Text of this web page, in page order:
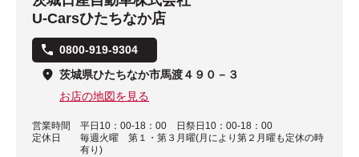
U-Carsひたちなか店
0800-919-9304
茨城県ひたちなか市馬渡４９０－３
お店の地図を見る
営業時間
平日10：00-18：00 日祭日10：00-18：00
定休日
毎週火曜 第１・第３月曜(月により第２月曜も定休の時
有り)